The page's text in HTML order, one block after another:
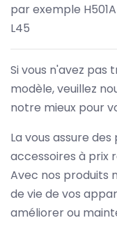
par exemple
L45
Si vous n'avez
modèle, veuillez
notre mieux pour
La vous assure
accessoires à prix
Avec nos produits
de vie de vos
améliorer ou